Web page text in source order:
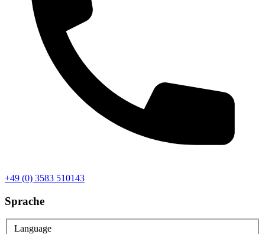
+49 (0) 3583 510143
Sprache
Language